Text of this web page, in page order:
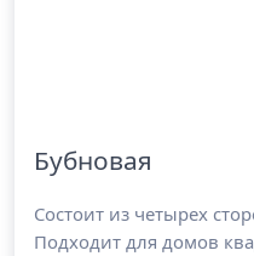
Бубновая
Состоит из четырех
Подходит для домов